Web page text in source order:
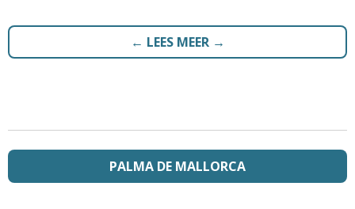
← LEES MEER →
PALMA DE MALLORCA